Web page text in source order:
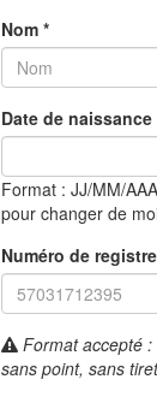
Nom *
Date de naissance
Format : JJ/MM/
pour changer de
Numéro de
Format accepté
sans point, sans